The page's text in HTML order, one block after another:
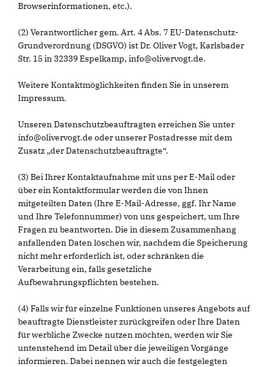
Browserinformationen, etc.).
(2) Verantwortlicher gem. Art. 4 Abs. 7 EU-Datenschutz-
Grundverordnung (DSGVO) ist Dr. Oliver Vogt, Karlsbader
Str. 15 in 32339 Espelkamp, info@olivervogt.de.
Weitere Kontaktmöglichkeiten finden Sie in unserem
Impressum.
Unseren Datenschutzbeauftragten erreichen Sie unter
info@olivervogt.de oder unserer Postadresse mit dem
Zusatz „der Datenschutzbeauftragte“.
(3) Bei Ihrer Kontaktaufnahme mit uns per E-Mail oder
über ein Kontaktformular werden die von Ihnen
mitgeteilten Daten (Ihre E-Mail-Adresse, ggf. Ihr Name
und Ihre Telefonnummer) von uns gespeichert, um Ihre
Fragen zu beantworten. Die in diesem Zusammenhang
anfallenden Daten löschen wir, nachdem die Speicherung
nicht mehr erforderlich ist, oder schränken die
Verarbeitung ein, falls gesetzliche
Aufbewahrungspflichten bestehen.
(4) Falls wir für einzelne Funktionen unseres Angebots auf
beauftragte Dienstleister zurückgreifen oder Ihre Daten
für werbliche Zwecke nutzen möchten, werden wir Sie
untenstehend im Detail über die jeweiligen Vorgänge
informieren. Dabei nennen wir auch die festgelegten